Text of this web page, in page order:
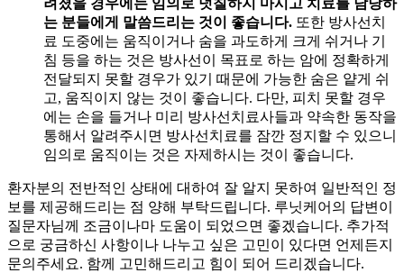
는 분들에게 말씀드리는 것이 좋습니다. 또한 방사선치
료 도중에는 움직이거나 숨을 과도하게 크게 쉬거나 기
침 등을 하는 것은 방사선이 목표로 하는 암에 정확하게
전달되지 못할 경우가 있기 때문에 가능한 숨은 얕게 쉬
고, 움직이지 않는 것이 좋습니다. 다만, 피치 못할 경우
에는 손을 들거나 미리 방사선치료사들과 약속한 동작을
통해서 알려주시면 방사선치료를 잠깐 정지할 수 있으니
임의로 움직이는 것은 자제하시는 것이 좋습니다.
환자분의 전반적인 상태에 대하여 잘 알지 못하여 일반적인 정
보를 제공해드리는 점 양해 부탁드립니다. 루닛케어의 답변이
질문자님께 조금이나마 도움이 되었으면 좋겠습니다. 추가적
으로 궁금하신 사항이나 나누고 싶은 고민이 있다면 언제든지
문의주세요. 함께 고민해드리고 힘이 되어 드리겠습니다.